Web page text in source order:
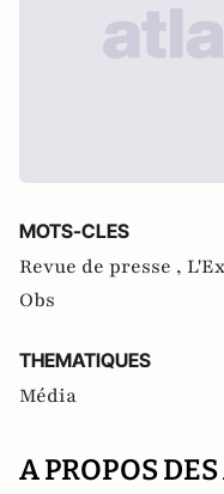
MOTS-CLES
Revue de presse ,
Obs
THEMATIQUES
Média
A PROPOS